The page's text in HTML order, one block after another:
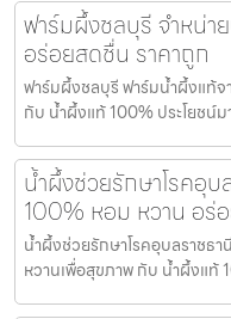
ฟาร์มผึ้งชลบุรี จำหน่า
อร่อยสดชื่น ราคาถูก
ฟาร์มผึ้งชลบุรี ฟาร์มน้ำผึ้งแท้
กับ น้ำผึ้งแท้ 100% ประโยชน์
น้ำผึ้งช่วยรักษาโรคอุ
100% หอม หวาน อร่
น้ำผึ้งช่วยรักษาโรคอุบลราชธ
หวานเพื่อสุขภาพ กับ น้ำผึ้งแท้